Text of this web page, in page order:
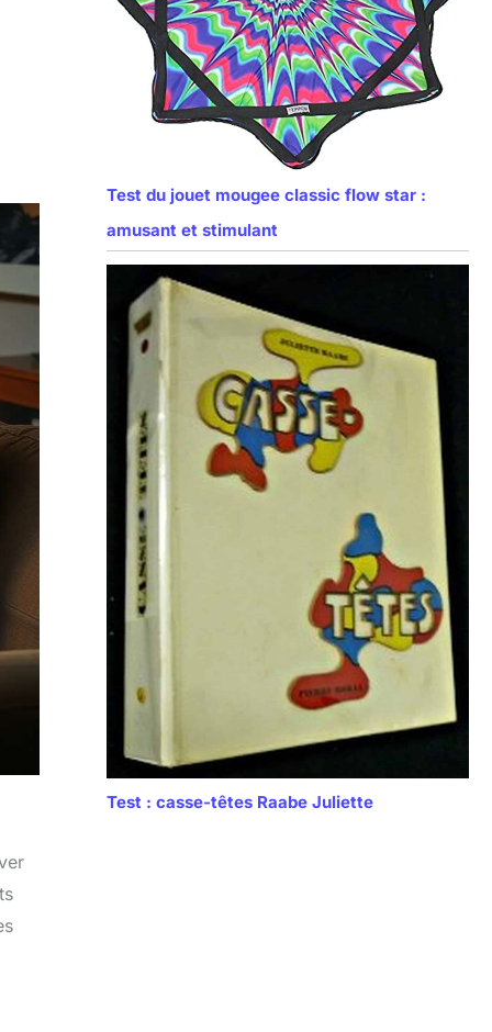
Test du jouet mougee classic flow star :
amusant et stimulant
Test : casse-têtes Raabe Juliette